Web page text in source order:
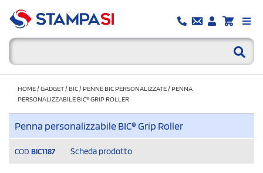
HOME/GADGET/BIC/PENNE BIC PERSONALIZZATE/PENNA
PERSONALIZZABILE BIC® GRIP ROLLER
Penna personalizzabile BIC® Grip Roller
COD. BIC1187 Scheda prodotto